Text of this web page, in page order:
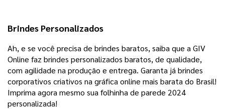
Brindes Personalizados
Ah, e se você precisa de brindes baratos, saiba que a GIV
Online faz brindes personalizados baratos, de qualidade,
com agilidade na produção e entrega. Garanta já brindes
corporativos criativos na gráfica online mais barata do Brasil!
Imprima agora mesmo sua folhinha de parede 2024
personalizada!